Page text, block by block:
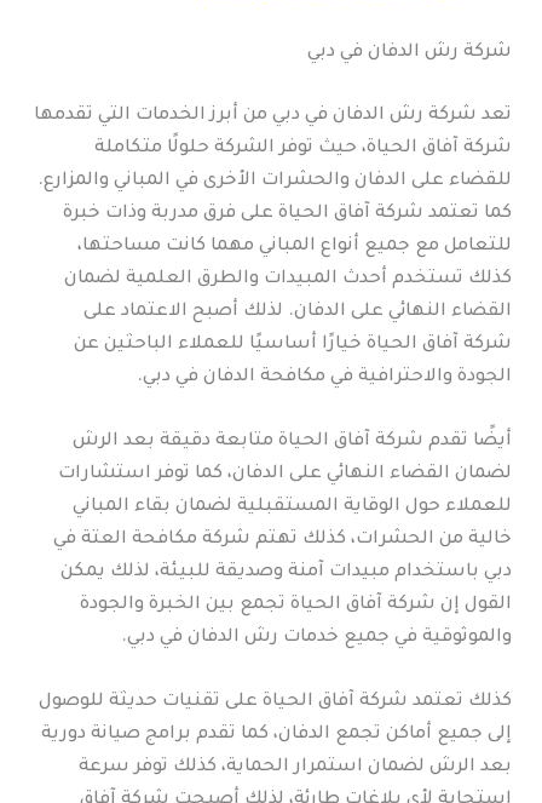
شركة رش الدفان في دبي
تعد شركة رش الدفان في دبي من أبرز الخدمات التي تقدمها
شركة آفاق الحياة، حيث توفر الشركة حلولًا متكاملة
للقضاء على الدفان والحشرات الأخرى في المباني والمزارع.
كما تعتمد شركة آفاق الحياة على فرق مدربة وذات خبرة
للتعامل مع جميع أنواع المباني مهما كانت مساحتها،
كذلك تستخدم أحدث المبيدات والطرق العلمية لضمان
القضاء النهائي على الدفان. لذلك أصبح الاعتماد على
شركة آفاق الحياة خيارًا أساسيًا للعملاء الباحثين عن
الجودة والاحترافية في مكافحة الدفان في دبي.
أيضًا تقدم شركة آفاق الحياة متابعة دقيقة بعد الرش
لضمان القضاء النهائي على الدفان، كما توفر استشارات
للعملاء حول الوقاية المستقبلية لضمان بقاء المباني
خالية من الحشرات، كذلك تهتم شركة مكافحة العتة في
دبي باستخدام مبيدات آمنة وصديقة للبيئة، لذلك يمكن
القول إن شركة آفاق الحياة تجمع بين الخبرة والجودة
والموثوقية في جميع خدمات رش الدفان في دبي.
كذلك تعتمد شركة آفاق الحياة على تقنيات حديثة للوصول
إلى جميع أماكن تجمع الدفان، كما تقدم برامج صيانة دورية
بعد الرش لضمان استمرار الحماية، كذلك توفر سرعة